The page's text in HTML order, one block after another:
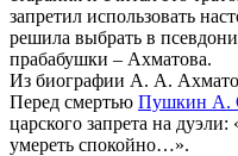
запретил использовать
решила выбрать в
прабабушки – Ахматова.
Из биографии А. А.
Перед смертью Пушкин А.
царского запрета на
умереть спокойно…».